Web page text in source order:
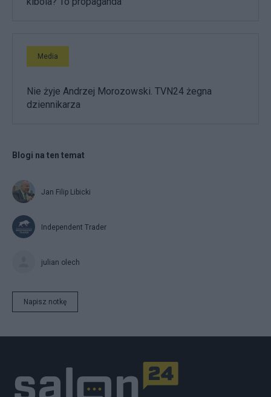
Media
Nie żyje Andrzej Morozowski. TVN24 żegna
dziennikarza
Blogi na ten temat
Jan Filip Libicki
Independent Trader
julian olech
Napisz notkę